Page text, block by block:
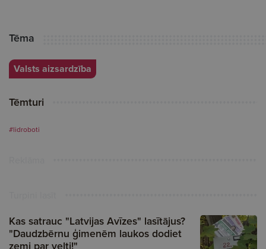
Tēma
Valsts aizsardzība
Tēmturi
#lidroboti
Kas satrauc "Latvijas Avīzes" lasītājus?
"Daudzbērnu ģimenēm laukos dodiet